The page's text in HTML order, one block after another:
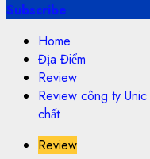
Subscribe
Home
Địa Điểm
Review
Review công ty
chất
Review